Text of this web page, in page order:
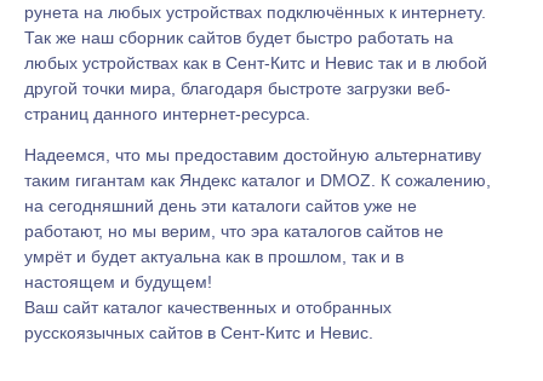
рунета на любых устройствах подключённых к интернету.
Так же наш сборник сайтов будет быстро работать на
любых устройствах как в Сент-Китс и Невис так и в любой
другой точки мира, благодаря быстроте загрузки веб-
страниц данного интернет-ресурса.
Надеемся, что мы предоставим достойную альтернативу
таким гигантам как Яндекс каталог и DMOZ. К сожалению,
на сегодняшний день эти каталоги сайтов уже не
работают, но мы верим, что эра каталогов сайтов не
умрёт и будет актуальна как в прошлом, так и в
настоящем и будущем!
Ваш сайт каталог качественных и отобранных
русскоязычных сайтов в Сент-Китс и Невис.